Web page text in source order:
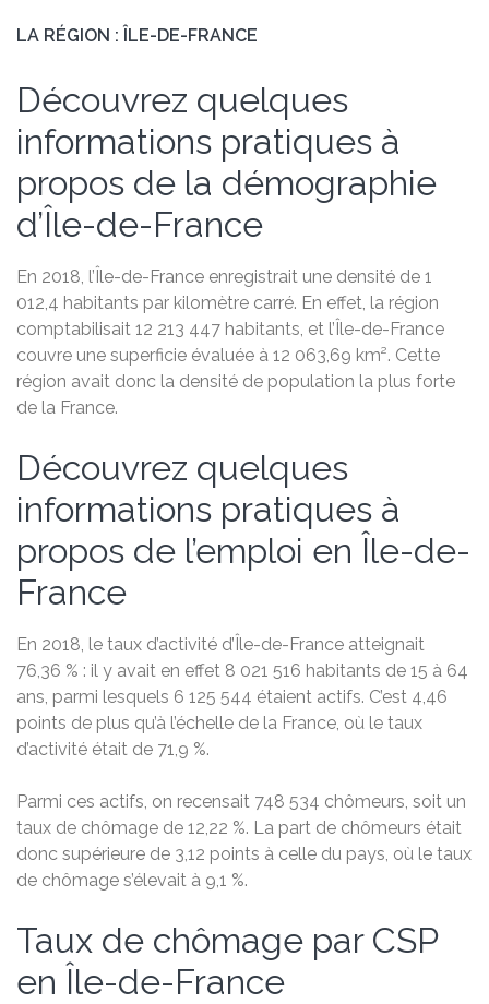
LA RÉGION : ÎLE-DE-FRANCE
Découvrez quelques
informations pratiques à
propos de la démographie
d’Île-de-France
En 2018, l’Île-de-France enregistrait une densité de 1
012,4 habitants par kilomètre carré. En effet, la région
comptabilisait 12 213 447 habitants, et l’Île-de-France
couvre une superficie évaluée à 12 063,69 km². Cette
région avait donc la densité de population la plus forte
de la France.
Découvrez quelques
informations pratiques à
propos de l’emploi en Île-de-
France
En 2018, le taux d’activité d’Île-de-France atteignait
76,36 % : il y avait en effet 8 021 516 habitants de 15 à 64
ans, parmi lesquels 6 125 544 étaient actifs. C’est 4,46
points de plus qu’à l’échelle de la France, où le taux
d’activité était de 71,9 %.
Parmi ces actifs, on recensait 748 534 chômeurs, soit un
taux de chômage de 12,22 %. La part de chômeurs était
donc supérieure de 3,12 points à celle du pays, où le taux
de chômage s’élevait à 9,1 %.
Taux de chômage par CSP
en Île-de-France